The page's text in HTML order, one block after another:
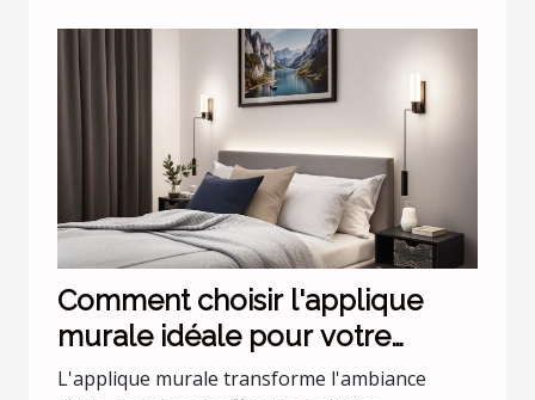
Comment choisir l'applique
murale idéale pour votre
chambre
L'applique murale transforme l'ambiance